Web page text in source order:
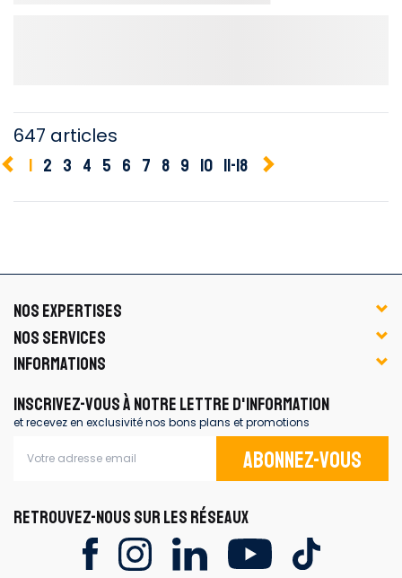
647 articles
1 2 3 4 5 6 7 8 9 10 11-18
NOS EXPERTISES
NOS SERVICES
INFORMATIONS
INSCRIVEZ-VOUS À NOTRE LETTRE D'INFORMATION
et recevez en exclusivité nos bons plans et promotions
Abonnez-vous
RETROUVEZ-NOUS SUR LES RÉSEAUX